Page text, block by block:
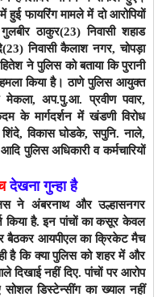
फायरिंग मामले में दो आरोपियों
ठाकुर(23) निवासी शहाड
निवासी कैलाश नगर, चोपड़ा
ने पुलिस को बताया कि पुरानी
किया है। ठाणे पुलिस आयुक्त
अप.पु.आ. प्रवीण पवार,
के मार्गदर्शन में खंडणी विरोध
विकास घोडके, सपुनि. नाले,
पुलिस अधिकारी व कर्मचारियों
देखना गुन्हा है
ने अंबरनाथ और उल्हासनगर
किया है. इन पांचों का कसूर केवल
बैठकर आयपीएल का क्रिकेट मैच
है कि क्या पुलिस को शहर में और
नहीं दिए. पांचों पर आरोप
सोशल डिस्टेन्सींग का ख्याल नहीं